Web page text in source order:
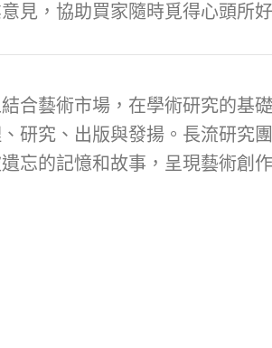
見，協助買家隨時覓得心頭所好
合藝術市場，在學術研究的基
研究、出版與發揚。長流研究
忘的記憶和故事，呈現藝術創